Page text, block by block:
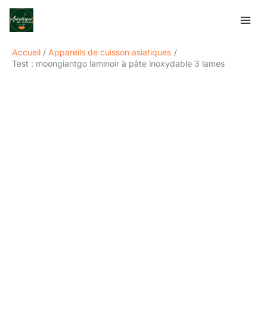
Aller
Accueil
Appareils de cuisson asiatiques
Test : moongiantgo laminoir à pâte inoxydable 3 lames
Rechercher